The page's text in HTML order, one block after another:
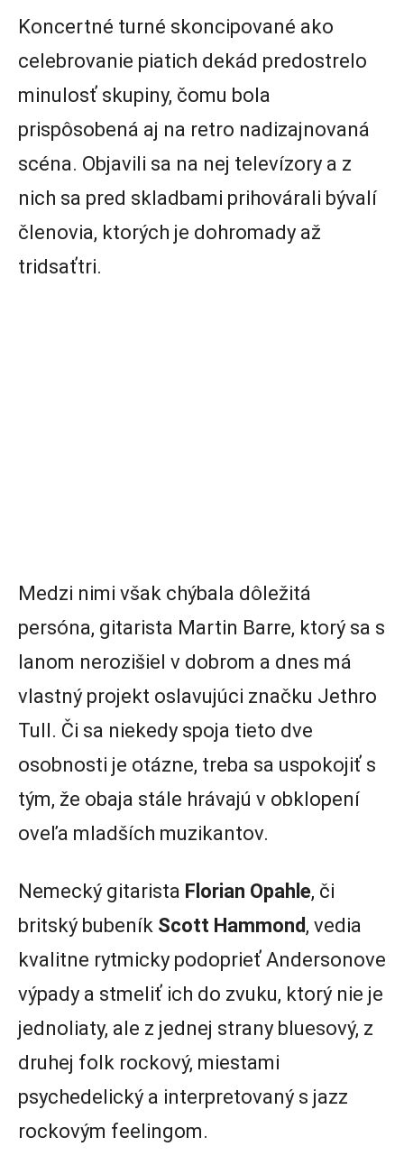
Koncertné turné skoncipované ako
celebrovanie piatich dekád predostrelo
minulosť skupiny, čomu bola
prispôsobená aj na retro nadizajnovaná
scéna. Objavili sa na nej televízory a z
nich sa pred skladbami prihovárali bývalí
členovia, ktorých je dohromady až
tridsaťtri.
Medzi nimi však chýbala dôležitá
persóna, gitarista Martin Barre, ktorý sa s
Ianom nerozišiel v dobrom a dnes má
vlastný projekt oslavujúci značku Jethro
Tull. Či sa niekedy spoja tieto dve
osobnosti je otázne, treba sa uspokojiť s
tým, že obaja stále hrávajú v obklopení
oveľa mladších muzikantov.
Nemecký gitarista Florian Opahle, či
britský bubeník Scott Hammond, vedia
kvalitne rytmicky podoprieť Andersonove
výpady a stmeliť ich do zvuku, ktorý nie je
jednoliaty, ale z jednej strany bluesový, z
druhej folk rockový, miestami
psychedelický a interpretovaný s jazz
rockovým feelingom.